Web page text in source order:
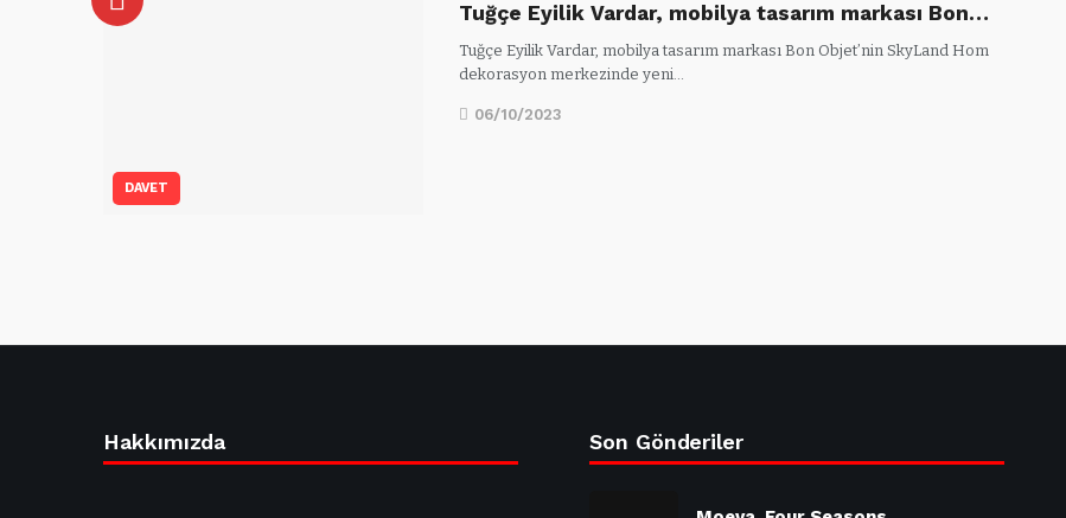
DAVET
Tuğçe Eyilik Vardar, mobilya tasarım markası Bon…
Tuğçe Eyilik Vardar, mobilya tasarım markası Bon Objet’nin SkyLand Hom
dekorasyon merkezinde yeni…
06/10/2023
Hakkımızda Son Gönderiler